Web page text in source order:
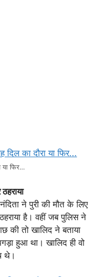
या फिर…
ने पुरी की मौत के लिए
है। वहीं जब पुलिस ने
की तो खालिद ने बताया
हुआ था। खालिद ही वो
थे।